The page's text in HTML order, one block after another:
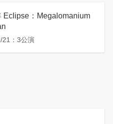
Eclipse：Megalomanium
21：3公演